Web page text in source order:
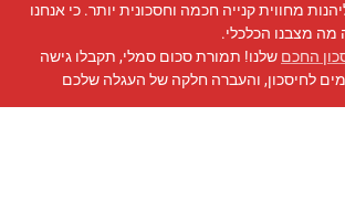
מחווית קנייה חכמה וחסכונית יותר. כי אנחנו
מה מצבנו הכלכלי.
החכם שלנו! תמורת סכום סמלי, תקבלו גישה
לחיסכון, והעברה חלקה של העגלה שלכם